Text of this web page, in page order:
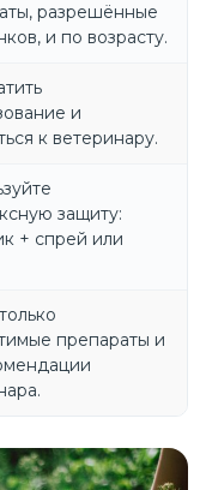
разрешённые
и по возрасту.
и
к ветеринару.
защиту:
+ спрей или
препараты и